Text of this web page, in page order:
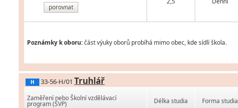
porovnat
Poznámky k oboru:část výuky oborů probíhá mimo obec, kde sídlí škola.
H 33-56-H/01 Truhlář
Zaměření nebo Školní vzdělávací
program (ŠVP) Délka studia Forma studia